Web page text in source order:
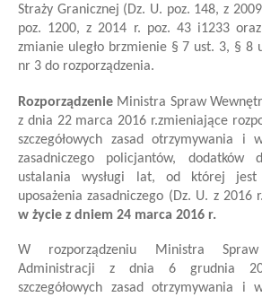
Straży Granicznej (Dz. U. poz. 148, z
poz. 1200, z 2014 r. poz. 43 i1233
zmianie uległo brzmienie § 7 ust. 3, § 8
nr 3 do rozporządzenia.
Rozporządzenie Ministra Spraw
z dnia 22 marca 2016 r.zmieniające
szczegółowych zasad otrzymywania i
zasadniczego policjantów, dodatków
ustalania wysługi lat, od której jest
uposażenia zasadniczego (Dz. U. z 2016
w życie z dniem 24 marca 2016 r.
W rozporządzeniu Ministra
Administracji z dnia 6 grudnia
szczegółowych zasad otrzymywania i